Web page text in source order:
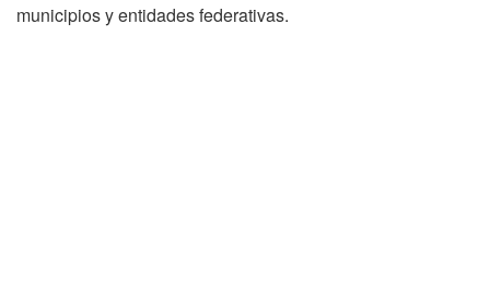
municipios y entidades federativas.